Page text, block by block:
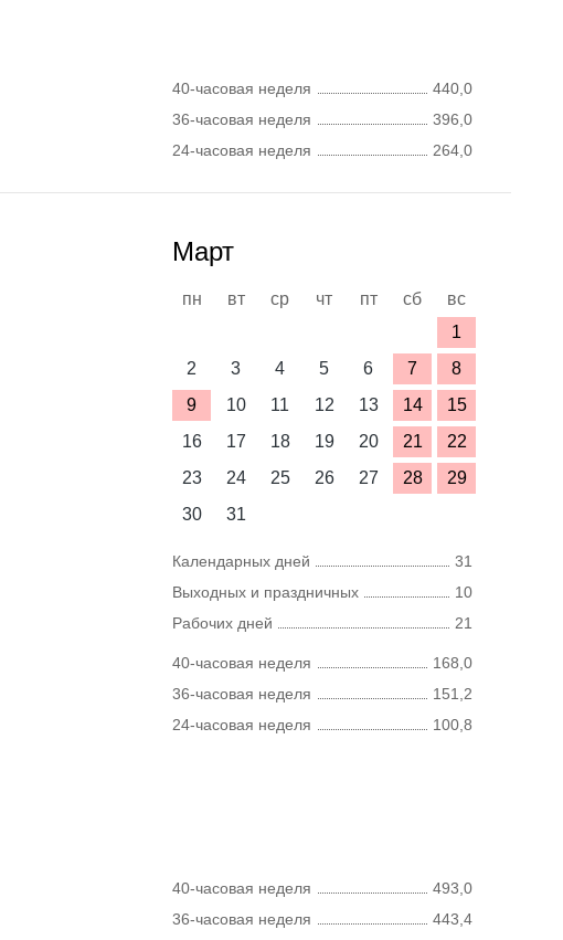
40-часовая неделя
440,0
36-часовая неделя
396,0
24-часовая неделя
264,0
Март
пн вт ср чт пт сб
вс
1
2
3 4 5 6 7
8
9
10 11 12 13 14
15
16
17 18 19 20 21
22
23
24 25 26 27 28
29
30
31
Календарных дней
31
Выходных и праздничных
10
Рабочих дней
21
40-часовая неделя
168,0
36-часовая неделя
151,2
24-часовая неделя
100,8
40-часовая неделя
493,0
36-часовая неделя
443,4